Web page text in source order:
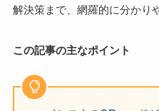
解決策まで、網羅的に分かり
この記事の主なポイント